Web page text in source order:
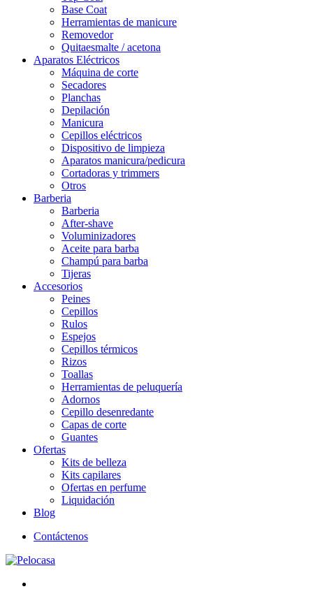
Base Coat
Herramientas de manicure
Removedor
Quitaesmalte / acetona
Aparatos Eléctricos
Máquina de corte
Secadores
Planchas
Depilación
Manicura
Cepillos eléctricos
Dispositivo de limpieza
Aparatos manicura/pedicura
Cortadoras y trimmers
Otros
Barberia
Barberia
After-shave
Voluminizadores
Aceite para barba
Champú para barba
Tijeras
Accesorios
Peines
Cepillos
Rulos
Espejos
Cepillos térmicos
Rizos
Toallas
Herramientas de peluquería
Adornos
Cepillo desenredante
Capas de corte
Guantes
Ofertas
Kits de belleza
Kits capilares
Ofertas en perfume
Liquidación
Blog
Contáctenos